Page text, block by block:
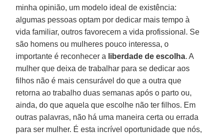
minha opinião, um modelo ideal de existência:
algumas pessoas optam por dedicar mais tempo à
vida familiar, outros favorecem a vida profissional. Se
são homens ou mulheres pouco interessa, o
importante é reconhecer a liberdade de escolha. A
mulher que deixa de trabalhar para se dedicar aos
filhos não é mais censurável do que a outra que
retorna ao trabalho duas semanas após o parto ou,
ainda, do que aquela que escolhe não ter filhos. Em
outras palavras, não há uma maneira certa ou errada
para ser mulher. É esta incrível oportunidade que nós,